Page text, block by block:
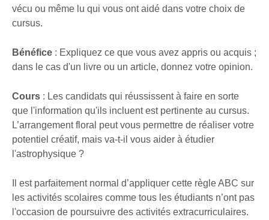
vécu ou même lu qui vous ont aidé dans votre choix de
cursus.
Bénéfice : Expliquez ce que vous avez appris ou acquis ;
dans le cas d'un livre ou un article, donnez votre opinion.
Cours : Les candidats qui réussissent à faire en sorte
que l'information qu'ils incluent est pertinente au cursus.
L’arrangement floral peut vous permettre de réaliser votre
potentiel créatif, mais va-t-il vous aider à étudier
l'astrophysique ?
Il est parfaitement normal d’appliquer cette règle ABC sur
les activités scolaires comme tous les étudiants n’ont pas
l'occasion de poursuivre des activités extracurriculaires.